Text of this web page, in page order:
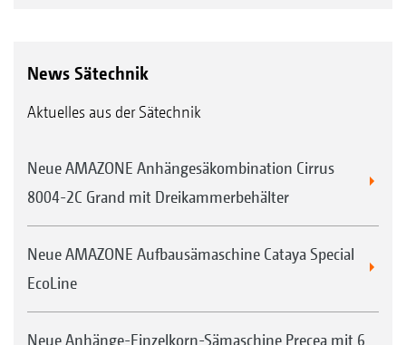
News Sätechnik
Aktuelles aus der Sätechnik
Neue AMAZONE Anhängesäkombination Cirrus
8004-2C Grand mit Dreikammerbehälter
Neue AMAZONE Aufbausämaschine Cataya Special
EcoLine
Neue Anhänge-Einzelkorn-Sämaschine Precea mit 6